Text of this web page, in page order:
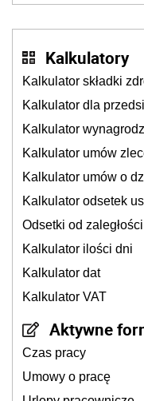
Kalkulatory
Kalkulator składki
Kalkulator dla
Kalkulator
Kalkulator umów
Kalkulator umów o
Kalkulator odsetek
Odsetki od
Kalkulator ilości dni
Kalkulator dat
Kalkulator VAT
Aktywne
Czas pracy
Umowy o pracę